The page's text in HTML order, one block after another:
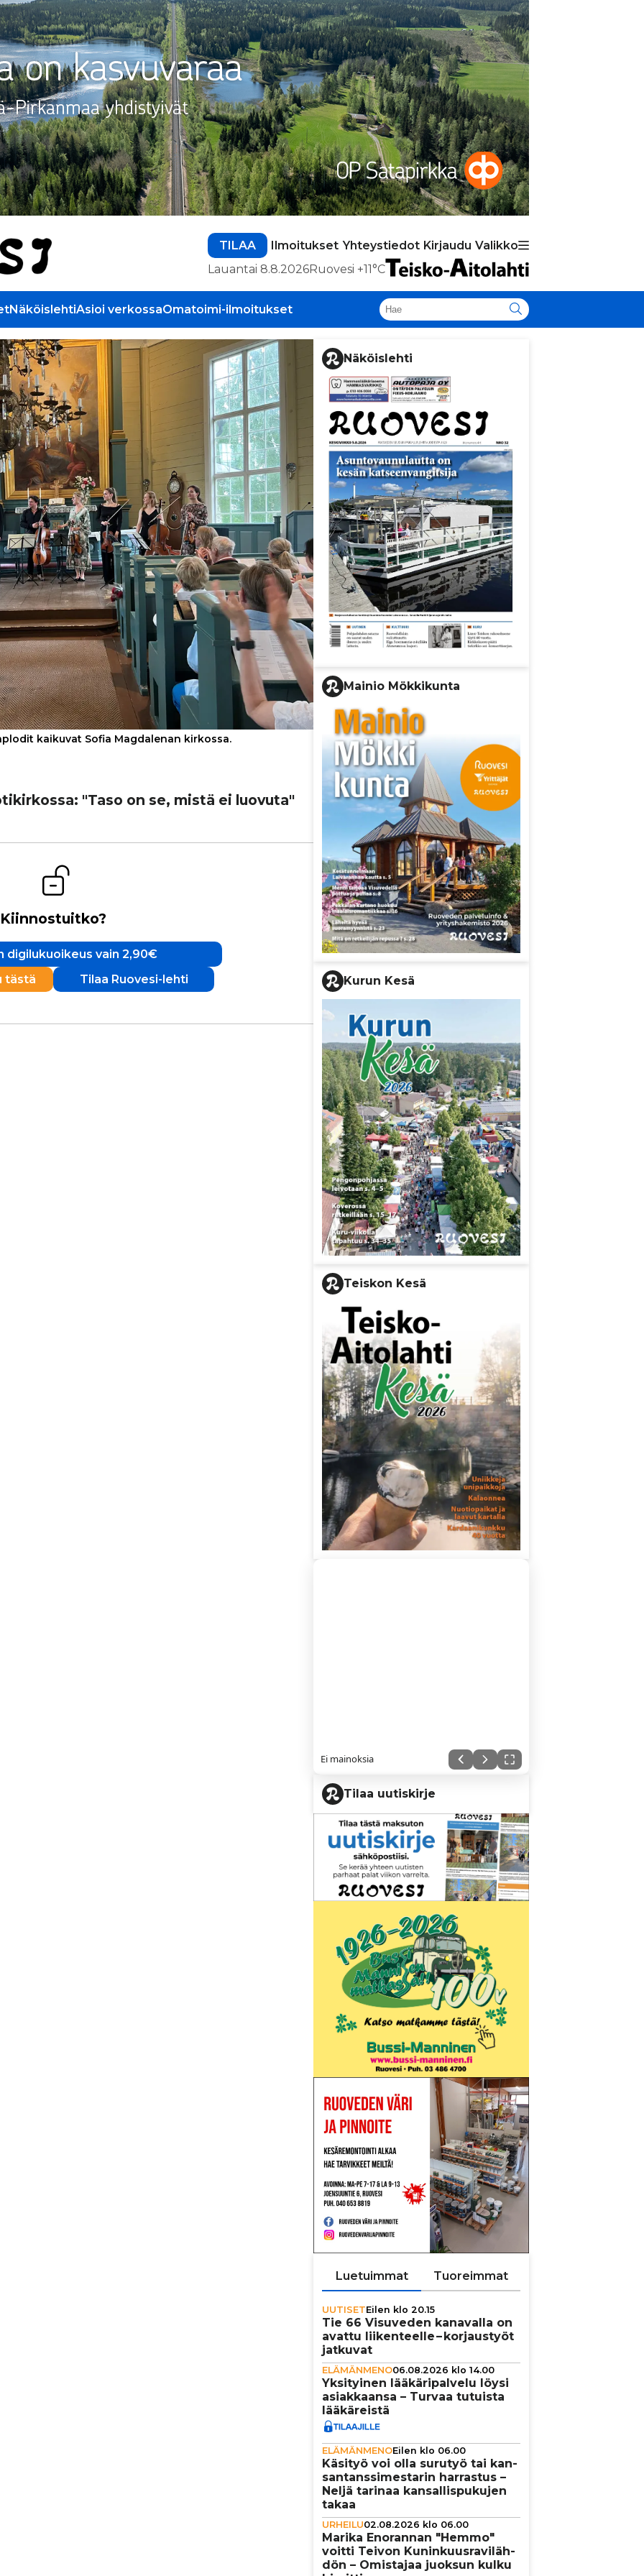
TILAA Ilmoitukset Yhteystiedot Kirjaudu Valikko
Lauantai 8.8.2026Ruovesi +11°C
NäköislehtiAsioi verkossaOmatoimi-ilmoitukset
kaikuvat Sofia Magdalenan kirkossa.
"Taso on se, mistä ei luovuta"
Kiinnostuitko?
digilukuoikeus vain 2,90€
tästä
Tilaa Ruovesi-lehti
Näköislehti
Mainio Mökkikunta
Kurun Kesä
Teiskon Kesä
Ei mainoksia
Tilaa uutiskirje
Luetuimmat Tuoreimmat
UUTISETEilen klo 20.15
Tie 66 Visuveden kanavalla on
avattu lii­ken­teelle – kor­jaus­työt
jatkuvat
ELÄMÄNMENO06.08.2026 klo 14.00
Yksi­tyi­nen lää­kä­ri­pal­velu löysi
asi­ak­kaansa – Turvaa tutuista
lää­kä­reistä
ELÄMÄNMENOEilen klo 06.00
Käsityö voi olla surutyö tai kan­
san­tans­si­mes­ta­rin harrastus –
Neljä tarinaa kan­sal­lis­pu­ku­jen
takaa
URHEILU02.08.2026 klo 06.00
Marika Enorannan "Hemmo"
voitti Teivon Kunin­kuus­ra­vi­läh­
dön – Omistajaa juoksun kulku